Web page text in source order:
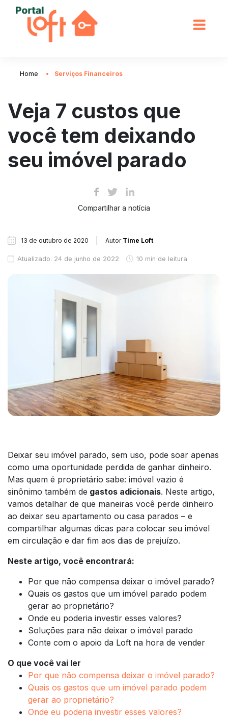
Home Serviços Financeiros
Veja 7 custos que
você tem deixando
seu imóvel parado
Compartilhar a notícia
13 de outubro de 2020 Autor Time Loft
Atualizado: 24 de junho de 2022 10 min de leitura
Deixar seu imóvel parado, sem uso, pode soar apenas
como uma oportunidade perdida de ganhar dinheiro.
Mas quem é proprietário sabe: imóvel vazio é
sinônimo também de gastos adicionais. Neste artigo,
vamos detalhar de que maneiras você perde dinheiro
ao deixar seu apartamento ou casa parados – e
compartilhar algumas dicas para colocar seu imóvel
em circulação e dar fim aos dias de prejuízo.
Neste artigo, você encontrará:
Por que não compensa deixar o imóvel parado?
Quais os gastos que um imóvel parado podem
gerar ao proprietário?
Onde eu poderia investir esses valores?
Soluções para não deixar o imóvel parado
Conte com o apoio da Loft na hora de vender
O que você vai ler
Por que não compensa deixar o imóvel parado?
Quais os gastos que um imóvel parado podem
gerar ao proprietário?
Onde eu poderia investir esses valores?